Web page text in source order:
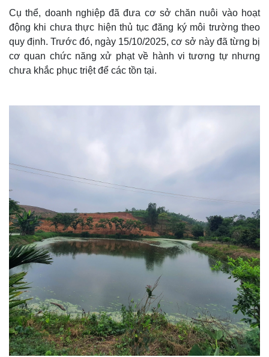
Thế giới
Multimedia
Cụ thể, doanh nghiệp đã đưa cơ sở chăn nuôi vào hoạt
động khi chưa thực hiện thủ tục đăng ký môi trường theo
quy định. Trước đó, ngày 15/10/2025, cơ sở này đã từng bị
cơ quan chức năng xử phạt về hành vi tương tự nhưng
chưa khắc phục triệt để các tồn tại.